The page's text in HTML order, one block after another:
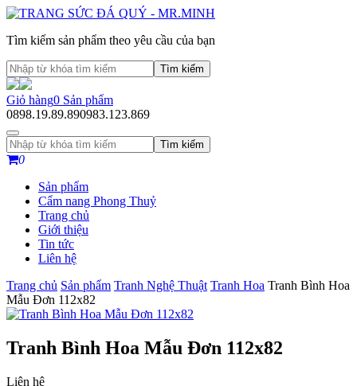
Tìm kiếm sản phẩm theo yêu cầu của bạn
Tìm kiếm
Giỏ hàng0 Sản phẩm
0898.19.89.890983.123.869
Tìm kiếm
0
Sản phẩm
Cẩm nang Phong Thuỷ
Trang chủ
Giới thiệu
Tin tức
Liên hệ
Trang chủ Sản phẩm Tranh Nghệ Thuật Tranh Hoa Tranh Bình Hoa
Mẫu Đơn 112x82
Tranh Bình Hoa Mẫu Đơn 112x82
Liên hệ